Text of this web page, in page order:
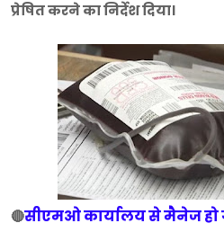
प्रेषित करने का निर्देश दिया।
🔴सीएमओ कार्यालय से मैनेज हो